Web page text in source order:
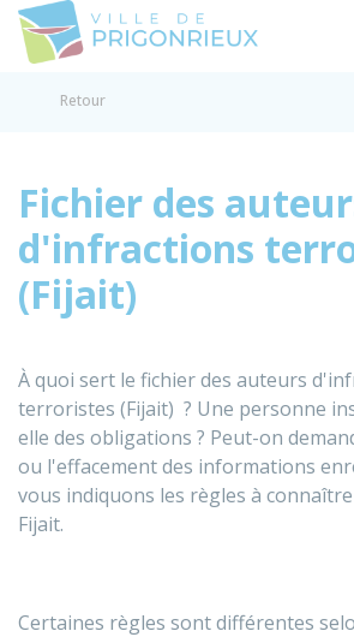
Retour
Fichier des
d'infractions
(Fijait)
À quoi sert le fichier des auteurs
terroristes (Fijait) ? Une personne
elle des obligations ? Peut-on
ou l'effacement des informations
vous indiquons les règles à
Fijait.
Certaines règles sont différentes